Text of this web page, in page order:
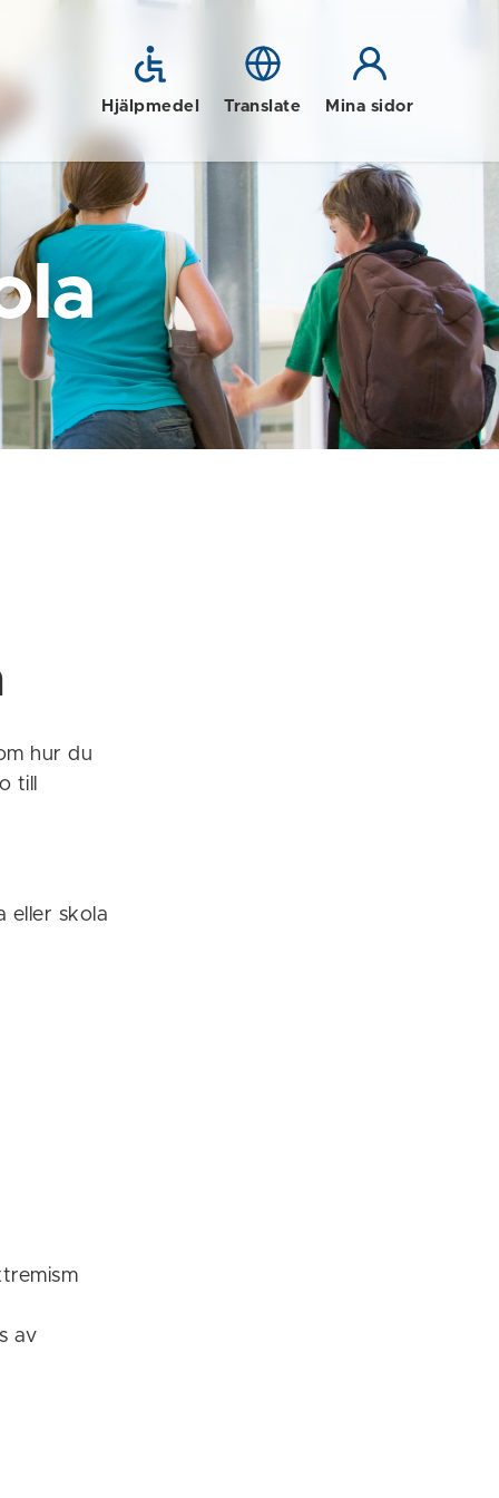
Hjälpmedel Translate Mina sidor
hur du
till
eller skola
av